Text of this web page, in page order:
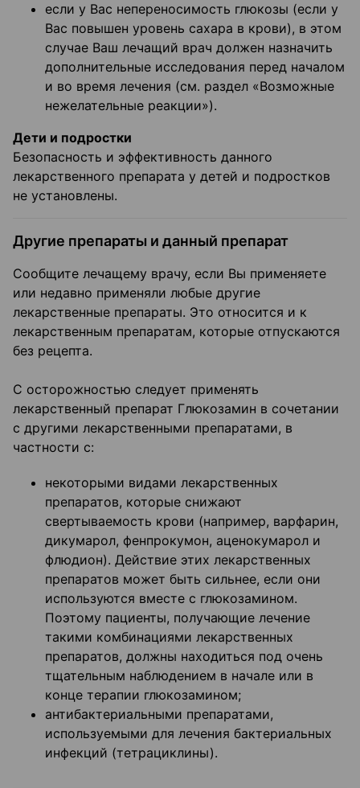
если у Вас непереносимость глюкозы (если у
Вас повышен уровень сахара в крови), в этом
случае Ваш лечащий врач должен назначить
дополнительные исследования перед началом
и во время лечения (см. раздел «Возможные
нежелательные реакции»).
Дети и подростки
Безопасность и эффективность данного
лекарственного препарата у детей и подростков
не установлены.
Другие препараты и данный препарат
Сообщите лечащему врачу, если Вы применяете
или недавно применяли любые другие
лекарственные препараты. Это относится и к
лекарственным препаратам, которые отпускаются
без рецепта.
С осторожностью следует применять
лекарственный препарат Глюкозамин в сочетании
с другими лекарственными препаратами, в
частности с:
некоторыми видами лекарственных
препаратов, которые снижают
свертываемость крови (например, варфарин,
дикумарол, фенпрокумон, аценокумарол и
флюдион). Действие этих лекарственных
препаратов может быть сильнее, если они
используются вместе с глюкозамином.
Поэтому пациенты, получающие лечение
такими комбинациями лекарственных
препаратов, должны находиться под очень
тщательным наблюдением в начале или в
конце терапии глюкозамином;
антибактериальными препаратами,
используемыми для лечения бактериальных
инфекций (тетрациклины).